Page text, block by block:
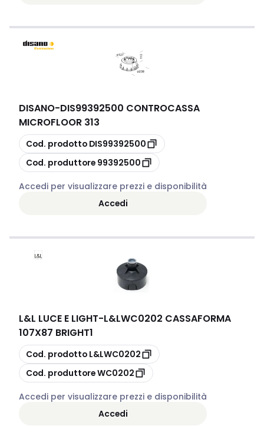
DISANO-DIS99392500 CONTROCASSA
MICROFLOOR 313
copia
Cod. prodotto DIS99392500
copia
Cod. produttore 99392500
Accedi per visualizzare prezzi e disponibilità
Accedi
L&L LUCE E LIGHT-L&LWC0202 CASSAFORMA
107X87 BRIGHT1
copia
Cod. prodotto L&LWC0202
copia
Cod. produttoreWC0202
Accedi per visualizzare prezzi e disponibilità
Accedi